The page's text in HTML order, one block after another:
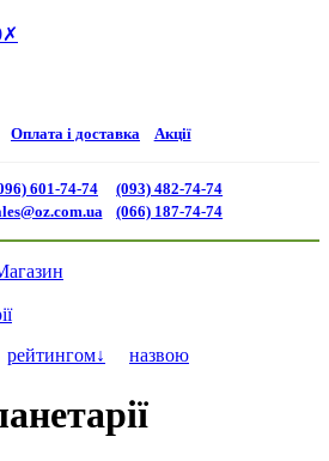
Оплата і доставка Акції
601-74-74
(093) 482-74-74
(066) 187-74-74
рейтингом↓ назвою